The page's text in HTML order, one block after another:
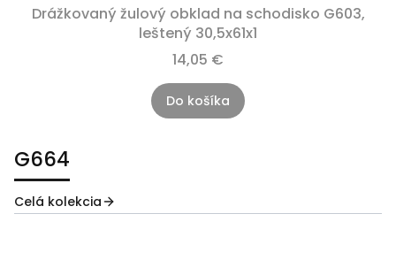
Drážkovaný žulový obklad na schodisko G603,
leštený 30,5x61x1
14,05 €
Do košíka
G664
Celá kolekcia